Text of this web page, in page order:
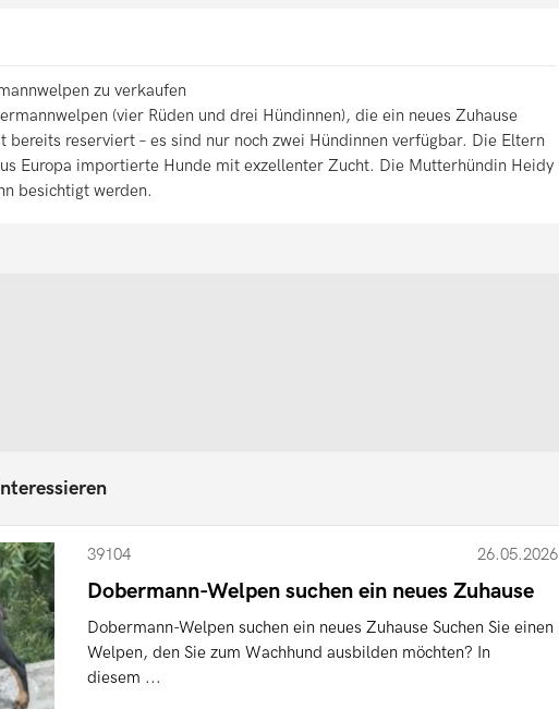
zu verkaufen
(vier Rüden und drei Hündinnen), die ein neues Zuhause
bereits reserviert – es sind nur noch zwei Hündinnen verfügbar. Die Eltern
Europa importierte Hunde mit exzellenter Zucht. Die Mutterhündin Heidy
besichtigt werden.
39104 26.05.2026
Dobermann-Welpen suchen ein neues Zuhause
Dobermann-Welpen suchen ein neues Zuhause Suchen Sie einen
Welpen, den Sie zum Wachhund ausbilden möchten? In
diesem ...